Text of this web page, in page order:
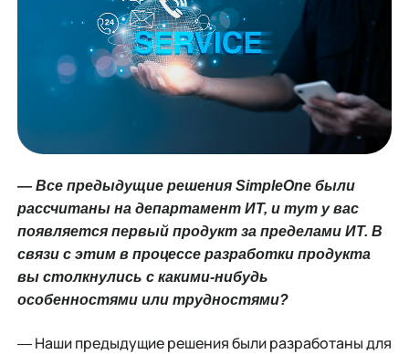
― Все предыдущие решения SimpleOne были
рассчитаны на департамент ИТ, и тут у вас
появляется первый продукт за пределами ИТ. В
связи с этим в процессе разработки продукта
вы столкнулись с какими-нибудь
особенностями или трудностями?
― Наши предыдущие решения были разработаны для